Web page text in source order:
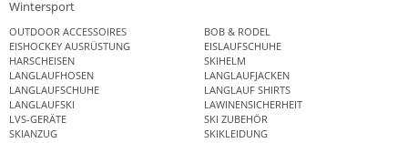
Wintersport
OUTDOOR ACCESSOIRES
BOB & RODEL
EISHOCKEY AUSRÜSTUNG
EISLAUFSCHUHE
HARSCHEISEN
SKIHELM
LANGLAUFHOSEN
LANGLAUFJACKEN
LANGLAUFSCHUHE
LANGLAUF SHIRTS
LANGLAUFSKI
LAWINENSICHERHEIT
LVS-GERÄTE
SKI ZUBEHÖR
SKIANZUG
SKIKLEIDUNG